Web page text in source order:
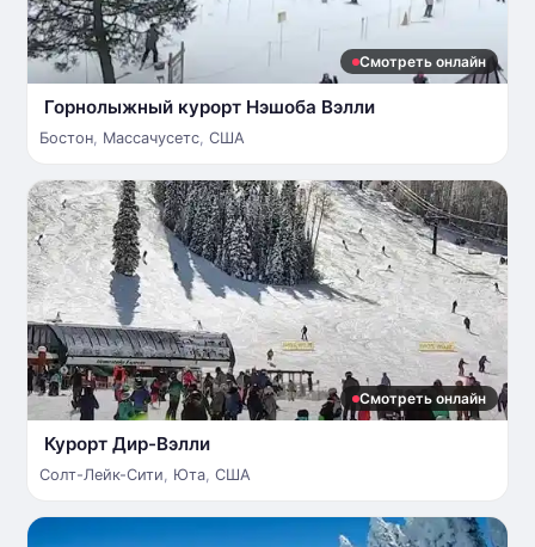
Смотреть онлайн
Горнолыжный курорт Нэшоба Вэлли
Бостон, Массачусетс, США
Смотреть онлайн
Курорт Дир-Вэлли
Солт-Лейк-Сити, Юта, США